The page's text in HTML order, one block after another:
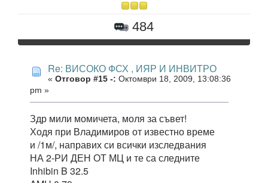
484
Re: ВИСОКО ФСХ , ИЯР И ИНВИТРО
« Отговор #15 -: Октомври 18, 2009, 13:08:36
pm »
Здр мили момичета, моля за съвет!
Ходя при Владимиров от известно време
и /1м/, направих си всички изследвания
НА 2-РИ ДЕН ОТ МЦ и те са следните
Inhibin B 32.5